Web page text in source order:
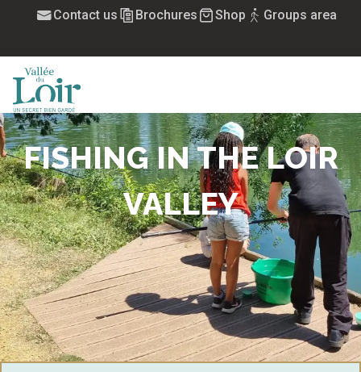
principal
Contact us Brochures Shop Groups area
FISHING IN THE LOIR
VALLEY